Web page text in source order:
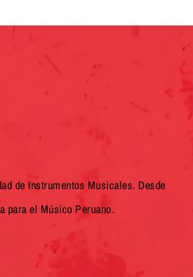
de Instrumentos Musicales. Desde
para el Músico Peruano.